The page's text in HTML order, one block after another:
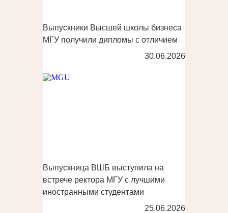
Выпускники Высшей школы бизнеса
МГУ получили дипломы с отличием
30.06.2026
Выпускница ВШБ выступила на
встрече ректора МГУ с лучшими
иностранными студентами
25.06.2026